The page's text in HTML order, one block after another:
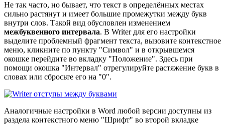
Не так часто, но бывает, что текст в определённых местах
сильно растянут и имеет большие промежутки между букв
внутри слов. Такой вид обусловлен изменением
межбуквенного интервала. В Writer для его настройки
выделите проблемный фрагмент текста, вызовите контекстное
меню, кликните по пункту "Символ" и в открывшемся
окошке перейдите во вкладку "Положение". Здесь при
помощи окошка "Интервал" отрегулируйте растяжение букв в
словах или сбросьте его на "0".
Аналогичные настройки в Word любой версии доступны из
раздела контекстного меню "Шрифт" во второй вкладке